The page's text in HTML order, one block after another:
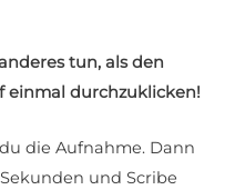
tun, als den
einmal durchzuklicken!
die Aufnahme. Dann
und Scribe